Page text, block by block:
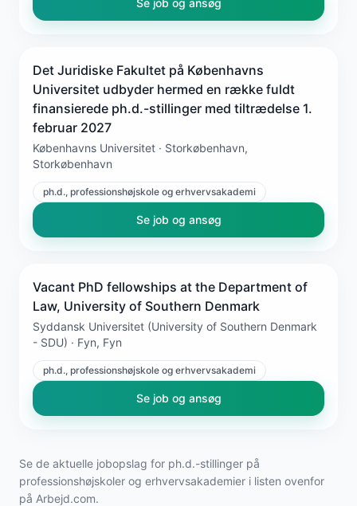
Det Juridiske Fakultet på Københavns
Universitet udbyder hermed en række fuldt
finansierede ph.d.-stillinger med tiltrædelse 1.
februar 2027
Københavns Universitet · Storkøbenhavn,
Storkøbenhavn
ph.d., professionshøjskole og erhvervsakademi
Se job og ansøg
Vacant PhD fellowships at the Department of
Law, University of Southern Denmark
Syddansk Universitet (University of Southern Denmark
- SDU) · Fyn, Fyn
ph.d., professionshøjskole og erhvervsakademi
Se job og ansøg
Se de aktuelle jobopslag for ph.d.-stillinger på
professionshøjskoler og erhvervsakademier i listen ovenfor
på Arbejd.com.